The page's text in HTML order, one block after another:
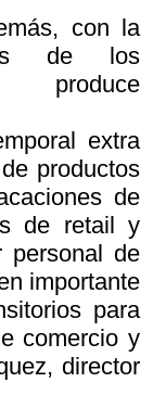
con la
de los
produce
extra
productos
de
de retail y
personal de
importante
para
comercio y
director